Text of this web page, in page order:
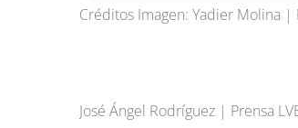
Créditos Imagen: Yadier Molina |
José Ángel Rodríguez | Prensa